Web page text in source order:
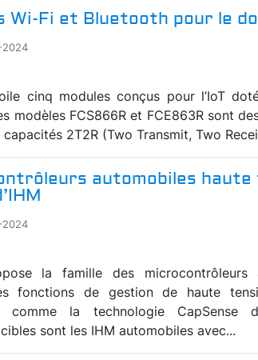
Wi-Fi et Bluetooth pour le
2024
cinq modules conçus pour l’IoT
modèles FCS866R et FCE863R sont
2T2R (Two Transmit, Two
automobiles haute
2024
la famille des microcontrôleurs
fonctions de gestion de haute
comme la technologie CapSense
sont les IHM automobiles avec...